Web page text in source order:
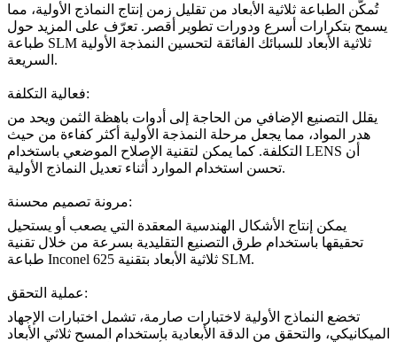
تُمكّن الطباعة ثلاثية الأبعاد من تقليل زمن إنتاج النماذج الأولية، مما
يسمح بتكرارات أسرع ودورات تطوير أقصر. تعرّف على المزيد حول
طباعة SLM ثلاثية الأبعاد للسبائك الفائقة لتحسين النمذجة الأولية
السريعة.
فعالية التكلفة:
يقلل التصنيع الإضافي من الحاجة إلى أدوات باهظة الثمن ويحد من
هدر المواد، مما يجعل مرحلة النمذجة الأولية أكثر كفاءة من حيث
التكلفة. كما يمكن لتقنية الإصلاح الموضعي باستخدام LENS
تحسن استخدام الموارد أثناء تعديل النماذج الأولية.
مرونة تصميم محسنة:
يمكن إنتاج الأشكال الهندسية المعقدة التي يصعب أو يستحيل
تحقيقها باستخدام طرق التصنيع التقليدية بسرعة من خلال تقنية
طباعة Inconel 625 ثلاثية الأبعاد بتقنية SLM.
عملية التحقق:
تخضع النماذج الأولية لاختبارات صارمة، تشمل اختبارات الإجهاد
الميكانيكي، والتحقق من الدقة الأبعادية باستخدام المسح ثلاثي الأبعاد